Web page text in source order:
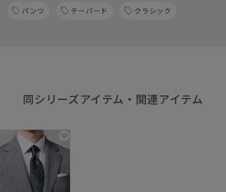
パンツ テーパード クラシック
同シリーズアイテム・関連アイテム